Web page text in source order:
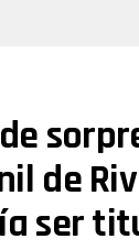
de
ser